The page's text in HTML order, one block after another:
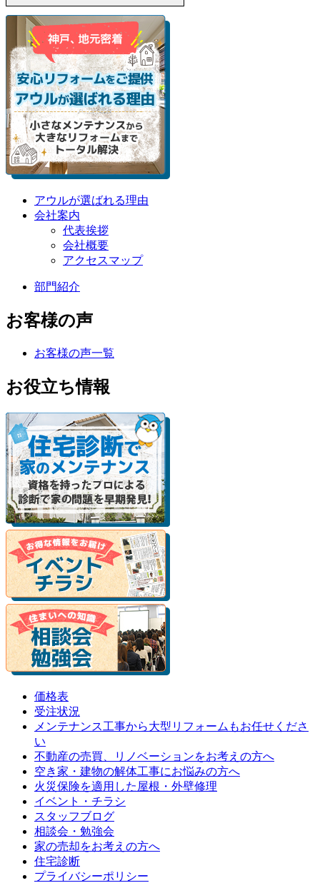
アウルが選ばれる理由
会社案内
代表挨拶
会社概要
アクセスマップ
部門紹介
お客様の声
お客様の声一覧
お役立ち情報
価格表
受注状況
メンテナンス工事から大型リフォームもお任せくださ
い
不動産の売買、リノベーションをお考えの方へ
空き家・建物の解体工事にお悩みの方へ
火災保険を適用した屋根・外壁修理
イベント・チラシ
スタッフブログ
相談会・勉強会
家の売却をお考えの方へ
住宅診断
プライバシーポリシー